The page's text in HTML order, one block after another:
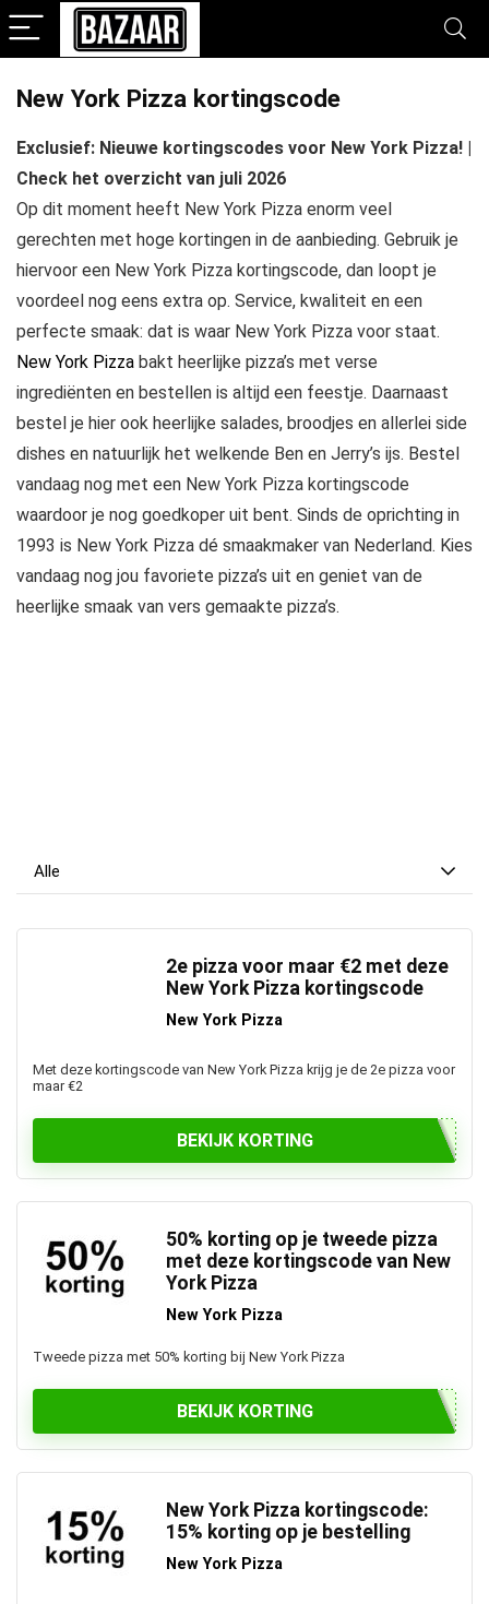
New York Pizza kortingscode
Exclusief: Nieuwe kortingscodes voor New York Pizza! |
Check het overzicht van juli 2026
Op dit moment heeft New York Pizza enorm veel
gerechten met hoge kortingen in de aanbieding. Gebruik je
hiervoor een New York Pizza kortingscode, dan loopt je
voordeel nog eens extra op. Service, kwaliteit en een
perfecte smaak: dat is waar New York Pizza voor staat.
New York Pizza bakt heerlijke pizza’s met verse
ingrediënten en bestellen is altijd een feestje. Daarnaast
bestel je hier ook heerlijke salades, broodjes en allerlei side
dishes en natuurlijk het welkende Ben en Jerry’s ijs. Bestel
vandaag nog met een New York Pizza kortingscode
waardoor je nog goedkoper uit bent. Sinds de oprichting in
1993 is New York Pizza dé smaakmaker van Nederland. Kies
vandaag nog jou favoriete pizza’s uit en geniet van de
heerlijke smaak van vers gemaakte pizza’s.
Alle
2e pizza voor maar €2 met deze
New York Pizza kortingscode
New York Pizza
Met deze kortingscode van New York Pizza krijg je de 2e pizza voor
maar €2
BEKIJK KORTING
50% korting op je tweede pizza
met deze kortingscode van New
York Pizza
New York Pizza
Tweede pizza met 50% korting bij New York Pizza
BEKIJK KORTING
New York Pizza kortingscode:
15% korting op je bestelling
New York Pizza